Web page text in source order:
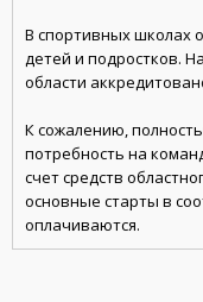
В спортивных школах
детей и подростков.
области
К сожалению,
потребность на
счет средств
основные старты в
оплачиваются.